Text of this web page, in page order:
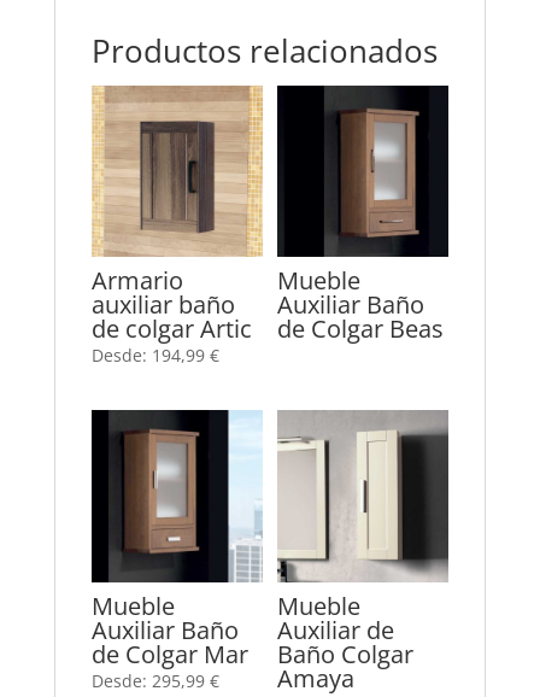
Productos relacionados
Armario
auxiliar baño
de colgar Artic
Desde: 194,99 €
Mueble
Auxiliar Baño
de Colgar Beas
Mueble
Auxiliar Baño
de Colgar Mar
Desde: 295,99 €
Mueble
Auxiliar de
Baño Colgar
Amaya